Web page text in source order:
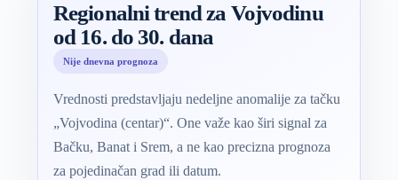
Regionalni trend za Vojvodinu
od 16. do 30. dana
Nije dnevna prognoza
Vrednosti predstavljaju nedeljne anomalije za tačku
„Vojvodina (centar)“. One važe kao širi signal za
Bačku, Banat i Srem, a ne kao precizna prognoza
za pojedinačan grad ili datum.